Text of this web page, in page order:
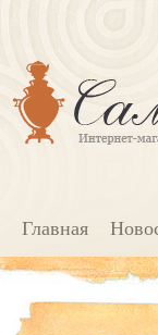
Главная